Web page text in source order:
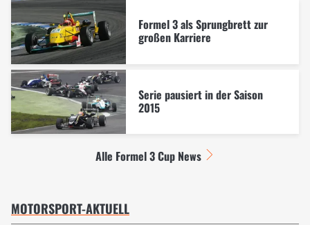
Formel 3 als Sprungbrett zur
großen Karriere
Serie pausiert in der Saison
2015
Alle Formel 3 Cup News
MOTORSPORT-AKTUELL